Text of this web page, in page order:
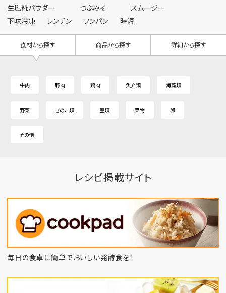
生塩糀パウダー
つぶみそ
スムージー
下味冷凍
レンチン ワンパン 時短
食材から探す 商品から探す 詳細から探す
牛肉 豚肉 鶏肉 魚介類 海藻類
野菜 きのこ類 豆類 果物 卵
その他
レシピ掲載サイト
毎日の食卓に簡単でおいしい発酵食を！